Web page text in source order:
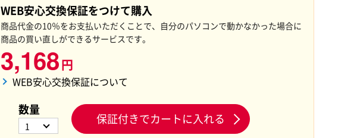
WEB安心交換保証をつけて購入
商品代金の10％をお支払いただくことで、自分のパソコンで動かなかった場合に
商品の買い直しができるサービスです。
3,168円
WEB安心交換保証について
数量
1 保証付きでカートに入れる